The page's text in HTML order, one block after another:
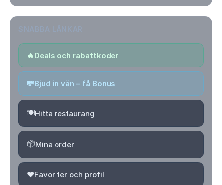
🔥Deals och rabattkoder
💸Bjud in vän – få Bonus
🍽️Hitta restaurang
📦Mina order
❤️Favoriter och profil